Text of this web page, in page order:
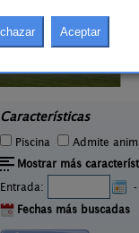
Características
Piscina Admite
Mostrar más
Entrada:
-
Fechas más buscadas